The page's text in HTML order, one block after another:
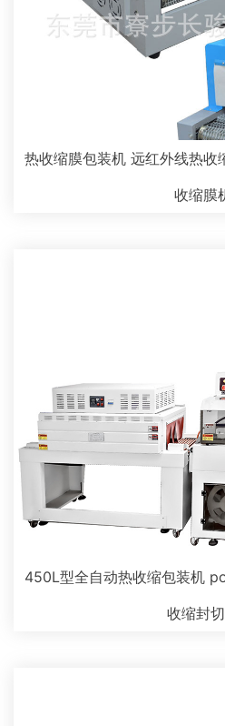
热收缩膜包装机 远红外线热收
收缩膜
450L型全自动热收缩包装机
收缩封